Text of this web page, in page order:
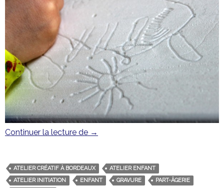
Continuer la lecture de Premiers pas en gravure
→
ATELIER CRÉATIF À BORDEAUX
ATELIER ENFANT
ATELIER INITIATION
ENFANT GRAVURE
PART-ÂGERIE